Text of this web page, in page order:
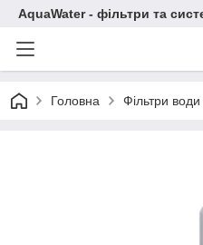
AquaWater - фільтри та
Головна Фільтри